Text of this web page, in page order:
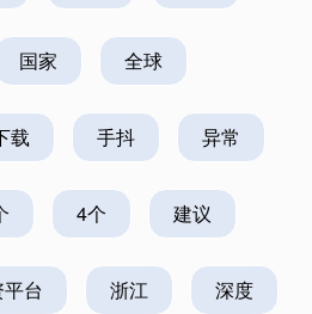
国家 全球
载 手抖 异常
4个 建议
台 浙江 深度